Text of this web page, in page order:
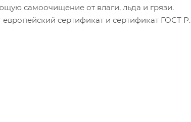
самоочищение от влаги, льда и грязи.
сертификат и сертификат ГОСТ Р.